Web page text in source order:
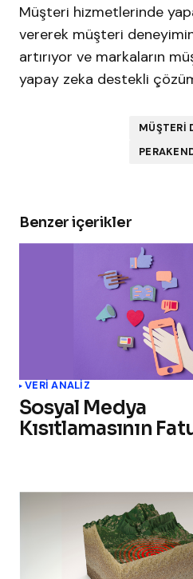
Müşteri hizmetlerinde
vererek müşteri
artırıyor ve markaların
yapay zeka destekli
MÜŞTERI
Benzer içerikler
VERI ANALIZ
Sosyal Medya
Kısıtlamasının